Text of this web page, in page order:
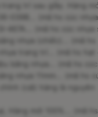
trang trí sau giầy. Hàng
039B... (mã hs cúc
467A... (mã hs cúc
nhựa 11mm... (mã
Hàng mới 100%... (mã